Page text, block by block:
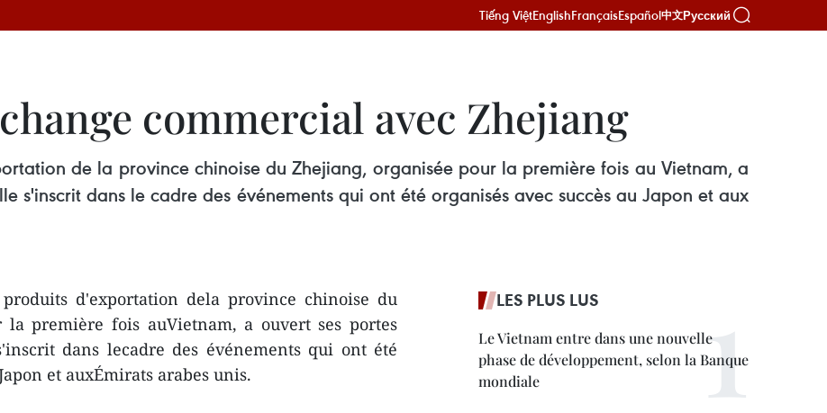
Tiếng ViệtEnglishFrançaisEspañol中文Русский
commercial avec Zhejiang
de la province chinoise du Zhejiang, organisée pour la première fois au Vietnam, a
s'inscrit dans le cadre des événements qui ont été organisés avec succès au Japon et aux
d'exportation dela province chinoise du
la première fois auVietnam, a ouvert ses portes
dans lecadre des événements qui ont été
et auxÉmirats arabes unis.
LES PLUS LUS
Le Vietnam entre dans une nouvelle
phase de développement, selon la Banque
mondiale